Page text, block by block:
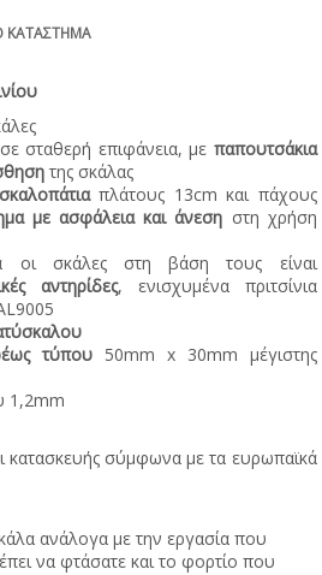
ΚΑΤΑΣΤΗΜΑ
σταθερή επιφάνεια, με παπουτσάκια
της σκάλας
πλάτους 13cm και πάχους
με ασφάλεια και άνεση στη χρήση
οι σκάλες στη βάση τους είναι
αντηρίδες, ενισχυμένα πριτσίνια
τύπου 50mm x 30mm μέγιστης
1,2mm
κατασκευής σύμφωνα με τα ευρωπαϊκά
ανάλογα με την εργασία που
να φτάσατε και το φορτίο που